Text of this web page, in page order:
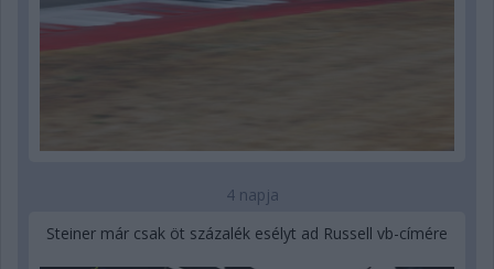
4 napja
Steiner már csak öt százalék esélyt ad Russell vb-címére